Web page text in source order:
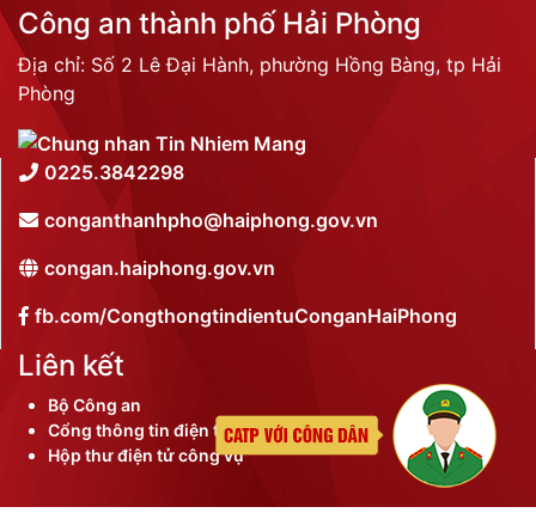
Công an thành phố Hải Phòng
Địa chỉ: Số 2 Lê Đại Hành, phường Hồng Bàng, tp Hải
Phòng
0225.3842298
conganthanhpho@haiphong.gov.vn
congan.haiphong.gov.vn
fb.com/CongthongtindientuConganHaiPhong
Liên kết
Bộ Công an
Cổng thông tin điện tử thành phố
Hộp thư điện tử công vụ